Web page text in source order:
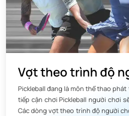
Vợt theo trình độ
Pickleball đang là môn thể thao
tiếp cận chơi Pickleball người chơi
Các dòng vợt theo trình độ người